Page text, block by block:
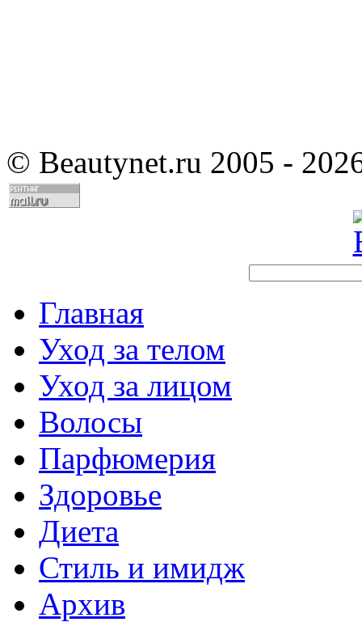
© Beautynet.ru 2005 -
Главная
Уход за телом
Уход за лицом
Волосы
Парфюмерия
Здоровье
Диета
Стиль и имидж
Архив